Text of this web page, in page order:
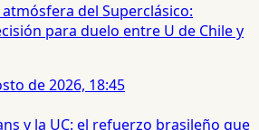
del Superclásico:
para duelo entre U de Chile y
de 2026, 18:45